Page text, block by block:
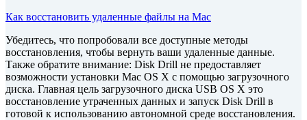
Как восстановить удаленные файлы на Mac
Убедитесь, что попробовали все доступные методы
восстановления, чтобы вернуть ваши удаленные данные.
Также обратите внимание: Disk Drill не предоставляет
возможности установки Mac OS X с помощью загрузочного
диска. Главная цель загрузочного диска USB OS X это
восстановление утраченных данных и запуск Disk Drill в
готовой к использованию автономной среде восстановления.